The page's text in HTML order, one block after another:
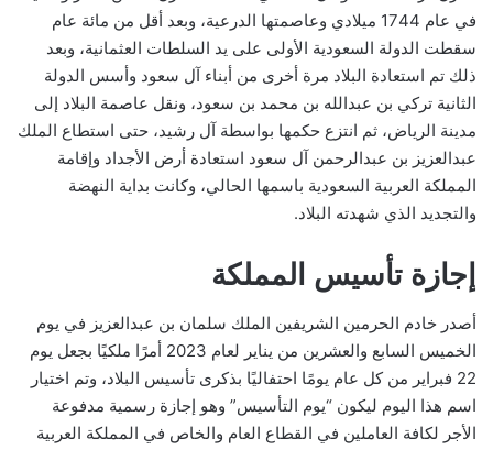
في عام 1744 ميلادي وعاصمتها الدرعية، وبعد أقل من مائة عام
سقطت الدولة السعودية الأولى على يد السلطات العثمانية، وبعد
ذلك تم استعادة البلاد مرة أخرى من أبناء آل سعود وأسس الدولة
الثانية تركي بن عبدالله بن محمد بن سعود، ونقل عاصمة البلاد إلى
مدينة الرياض، ثم انتزع حكمها بواسطة آل رشيد، حتى استطاع الملك
عبدالعزيز بن عبدالرحمن آل سعود استعادة أرض الأجداد وإقامة
المملكة العربية السعودية باسمها الحالي، وكانت بداية النهضة
والتجديد الذي شهدته البلاد.
إجازة تأسيس المملكة
أصدر خادم الحرمين الشريفين الملك سلمان بن عبدالعزيز في يوم
الخميس السابع والعشرين من يناير لعام 2023 أمرًا ملكيًا بجعل يوم
22 فبراير من كل عام يومًا احتفاليًا بذكرى تأسيس البلاد، وتم اختيار
اسم هذا اليوم ليكون “يوم التأسيس” وهو إجازة رسمية مدفوعة
الأجر لكافة العاملين في القطاع العام والخاص في المملكة العربية